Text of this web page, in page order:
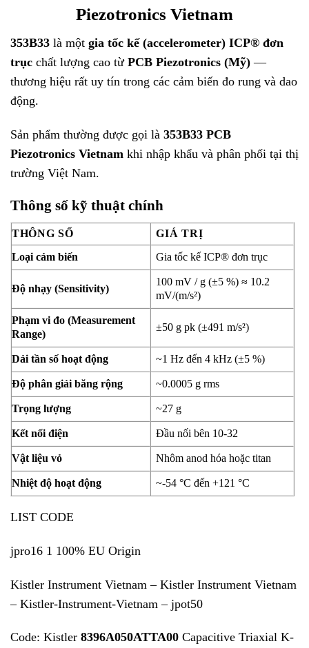
Piezotronics Vietnam
353B33 là một gia tốc kế (accelerometer) ICP® đơn
trục chất lượng cao từ PCB Piezotronics (Mỹ) —
thương hiệu rất uy tín trong các cảm biến đo rung và dao
động.
Sản phẩm thường được gọi là 353B33 PCB
Piezotronics Vietnam khi nhập khẩu và phân phối tại thị
trường Việt Nam.
Thông số kỹ thuật chính
THÔNG SỐ
GIÁ TRỊ
Loại cảm biến
Gia tốc kế ICP® đơn trục
Độ nhạy (Sensitivity)
100 mV / g (±5 %) ≈ 10.2
mV/(m/s²)
Phạm vi đo (Measurement
Range)
±50 g pk (±491 m/s²)
Dải tần số hoạt động ~1 Hz đến 4 kHz (±5 %)
Độ phân giải băng rộng ~0.0005 g rms
Trọng lượng ~27 g
Kết nối điện Đầu nối bên 10-32
Vật liệu vỏ Nhôm anod hóa hoặc titan
Nhiệt độ hoạt động ~-54 °C đến +121 °C
LIST CODE
jpro16 1 100% EU Origin
Kistler Instrument Vietnam – Kistler Instrument Vietnam
– Kistler-Instrument-Vietnam – jpot50
Code: Kistler 8396A050ATTA00 Capacitive Triaxial K-